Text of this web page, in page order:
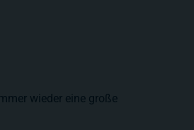
wieder eine große